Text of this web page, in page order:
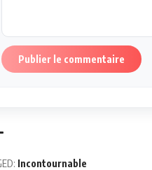
Publier le commentaire
Incontournable